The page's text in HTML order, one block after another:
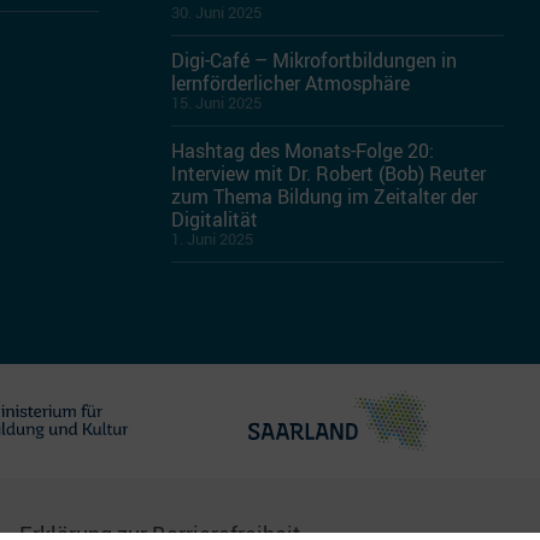
30. Juni 2025
Digi-Café – Mikrofortbildungen in
lernförderlicher Atmosphäre
15. Juni 2025
Hashtag des Monats-Folge 20:
Interview mit Dr. Robert (Bob) Reuter
zum Thema Bildung im Zeitalter der
Digitalität
1. Juni 2025
Erklärung zur Barrierefreiheit